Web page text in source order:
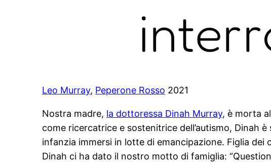
Leo Murray, Peperone Rosso 2021
Nostra madre, la dottoressa Dinah Murray, è morta
come ricercatrice e sostenitrice dell’autismo, Dinah
infanzia immersi in lotte di emancipazione. Figlia
Dinah ci ha dato il nostro motto di famiglia: